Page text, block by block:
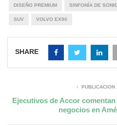
DISEÑO PREMIUM SINFONÍA DE
SUV VOLVO EX90
SHARE
PUBLICACIÓN
Ejecutivos de Accor
negocios en